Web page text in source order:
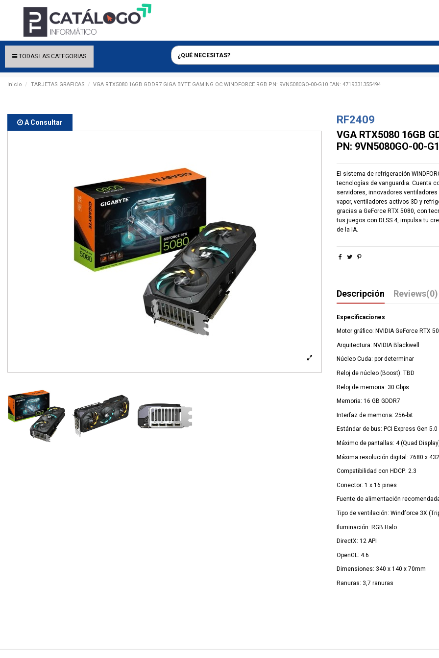
TODAS LAS CATEGORIAS
Inicio TARJETAS GRAFICAS VGA RTX5080 16GB GDDR7 GIGA BYTE GAMING OC WINDFORCE RGB PN: 9VN5080GO-00-G10 EAN: 4719331355494
A Consultar RF2409
VGA RTX5080 16GB
PN: 9VN5080GO-00-
El sistema de refrigeración
tecnologías de vanguardia. Cuenta
servidores, innovadores
vapor, ventiladores activos 3D y
gracias a GeForce RTX 5080, con
tus juegos con DLSS 4, impulsa tu
de la IA.
Descripción Reviews(0)
Especificaciones
Motor gráfico: NVIDIA GeForce RTX
Arquitectura: NVIDIA Blackwell
Núcleo Cuda: por determinar
Reloj de núcleo (Boost): TBD
Reloj de memoria: 30 Gbps
Memoria: 16 GB GDDR7
Interfaz de memoria: 256-bit
Estándar de bus: PCI Express Gen 5.0
Máximo de pantallas: 4 (Quad
Máxima resolución digital: 7680 x
Compatibilidad con HDCP: 2.3
Conector: 1 x 16 pines
Fuente de alimentación
Tipo de ventilación: Windforce 3X
Iluminación: RGB Halo
DirectX: 12 API
OpenGL: 4.6
Dimensiones: 340 x 140 x 70mm
Ranuras: 3,7 ranuras